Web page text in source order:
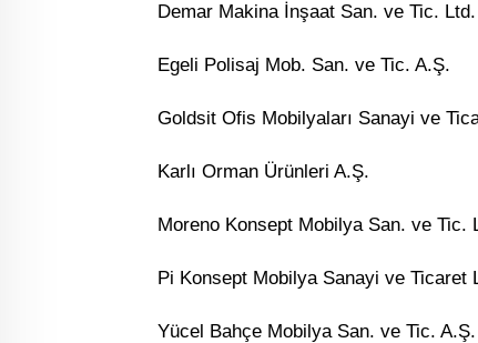
Demar Makina İnşaat San. ve Tic.
Egeli Polisaj Mob. San. ve Tic. A.Ş.
Goldsit Ofis Mobilyaları Sanayi ve
Karlı Orman Ürünleri A.Ş.
Moreno Konsept Mobilya San. ve Tic.
Pi Konsept Mobilya Sanayi ve Ticaret
Yücel Bahçe Mobilya San. ve Tic. A.Ş.